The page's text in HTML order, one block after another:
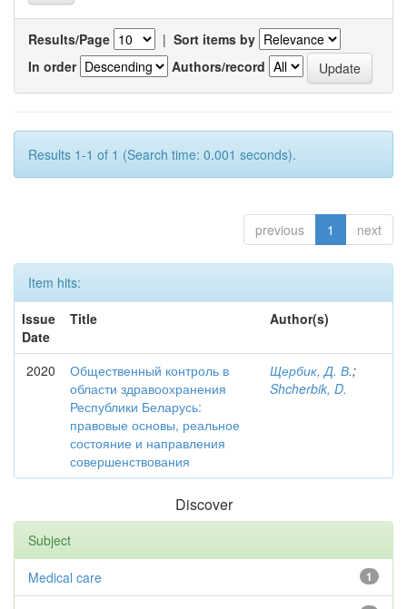
Results/Page | Sort items by
In order
Authors/record
Results 1-1 of 1 (Search time: 0.001 seconds).
previous 1 next
Item hits:
Issue
Date
Title Author(s)
2020
Общественный контроль в
области здравоохранения
Республики Беларусь:
правовые основы, реальное
состояние и направления
совершенствования
Щербик, Д. В.;
Shcherbik, D.
Discover
Subject
1
Medical care